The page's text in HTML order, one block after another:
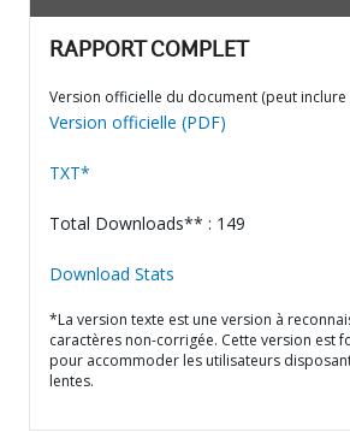
RAPPORT COMPLET
Version officielle du document (peut
Version officielle (PDF)
TXT*
Total Downloads** : 149
Download Stats
*La version texte est une version à
caractères non-corrigée. Cette version est
pour accommoder les utilisateurs
lentes.